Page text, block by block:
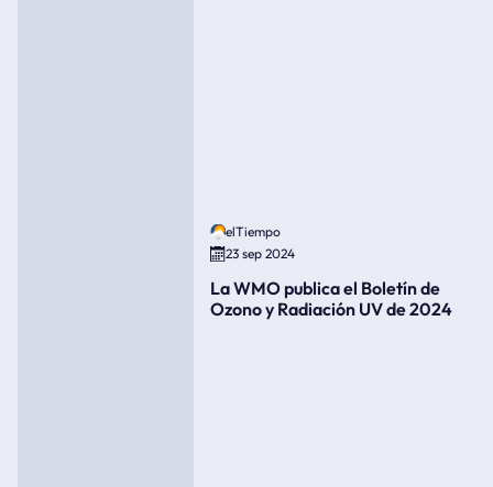
elTiempo
23 sep 2024
La WMO publica el Boletín de
Ozono y Radiación UV de 2024